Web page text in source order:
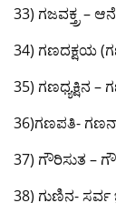
33) ಗಜವಕ್ತ್ರ –
34) ಗಣದಕ್ಷಯ
35) ಗಣಧ್ಯಕ್ಷಿನ –
36)ಗಣಪತಿ-
37) ಗೌರಿಸುತ –
38) ಗುಣಿನ- ಸರ್ವ